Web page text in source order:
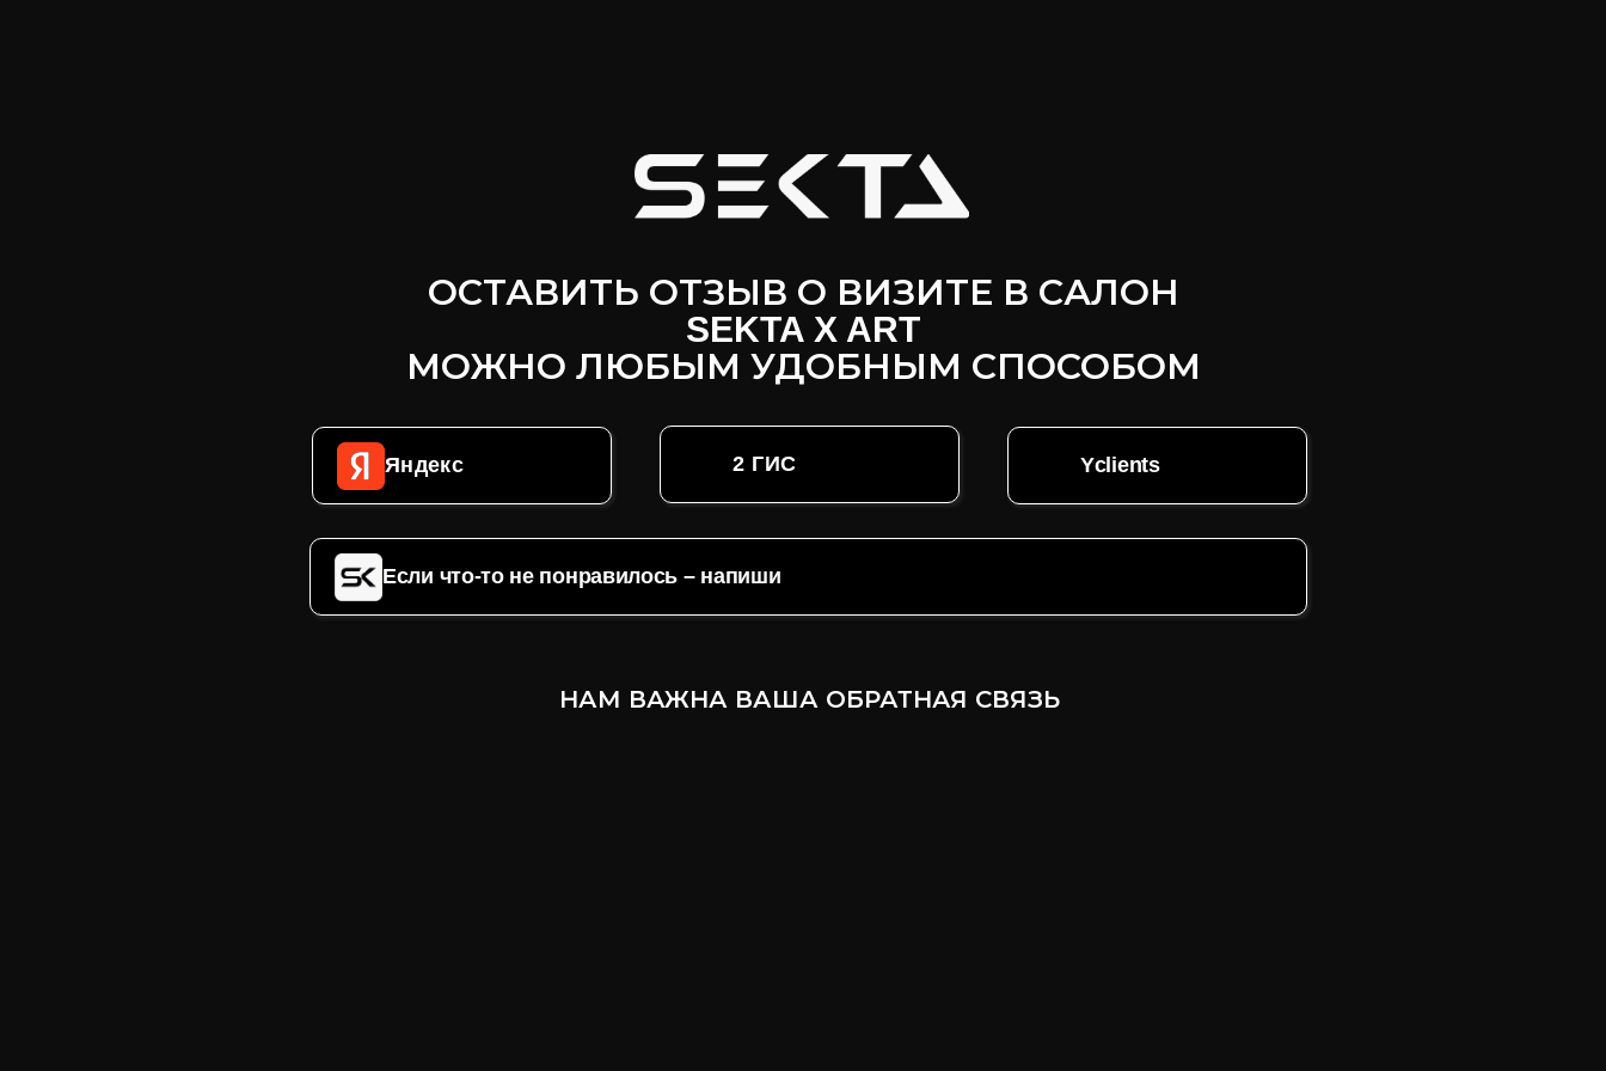
ОСТАВИТЬ ОТЗЫВ О ВИЗИТЕ В САЛОН
SEKTA X ART
МОЖНО ЛЮБЫМ УДОБНЫМ СПОСОБОМ
НАМ ВАЖНА ВАША ОБРАТНАЯ СВЯЗЬ
Яндекс
Если что-то не понравилось – напиши
Yclients
2 ГИС